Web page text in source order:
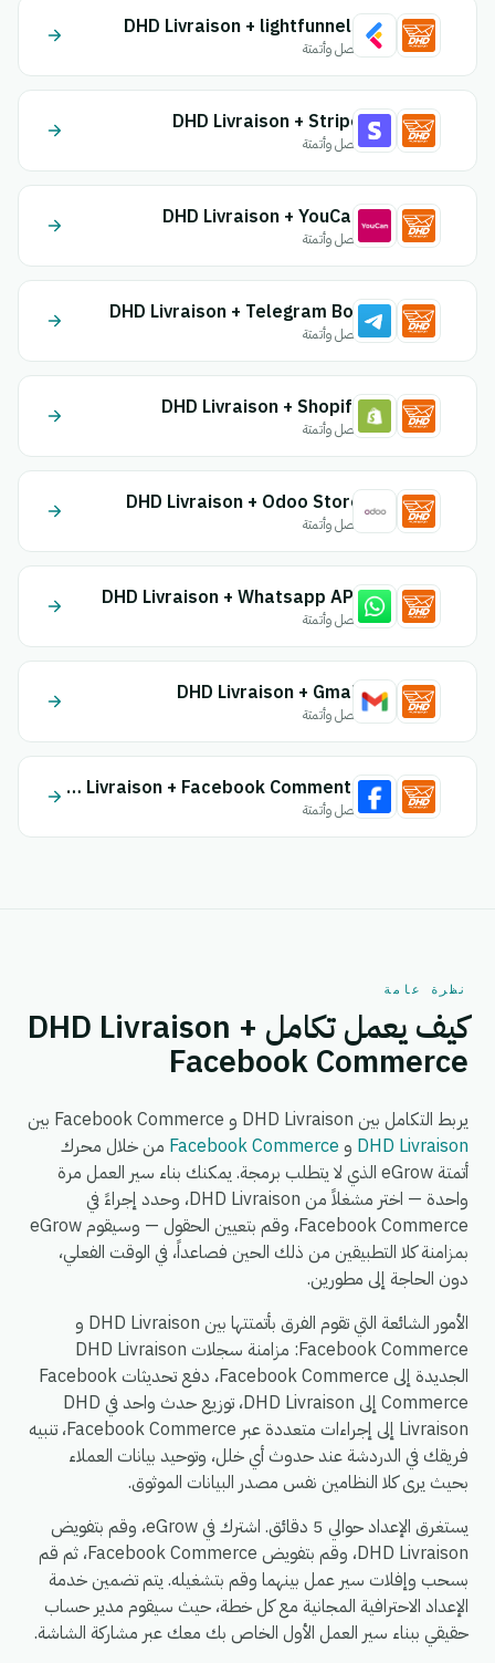
DHD Livraison + lightfunnels
اتصل وأتمتة
DHD Livraison + Stripe
اتصل وأتمتة
DHD Livraison + YouCan
اتصل وأتمتة
DHD Livraison + Telegram Bot
اتصل وأتمتة
DHD Livraison + Shopify
اتصل وأتمتة
DHD Livraison + Odoo Store
اتصل وأتمتة
DHD Livraison + Whatsapp API
اتصل وأتمتة
DHD Livraison + Gmail
اتصل وأتمتة
DHD Livraison + Facebook Comments
اتصل وأتمتة
نظرة عامة
كيف يعمل تكامل DHD Livraison +
Facebook Commerce
يربط التكامل بين DHD Livraison و Facebook Commerce بين
DHD Livraison و Facebook Commerce من خلال محرك
أتمتة eGrow الذي لا يتطلب برمجة. يمكنك بناء سير العمل مرة
واحدة — اختر مشغلاً من DHD Livraison، وحدد إجراءً في
Facebook Commerce، وقم بتعيين الحقول — وسيقوم eGrow
بمزامنة كلا التطبيقين من ذلك الحين فصاعداً، في الوقت الفعلي،
دون الحاجة إلى مطورين.
الأمور الشائعة التي تقوم الفرق بأتمتتها بين DHD Livraison و
Facebook Commerce: مزامنة سجلات DHD Livraison
الجديدة إلى Facebook Commerce، دفع تحديثات Facebook
Commerce إلى DHD Livraison، توزيع حدث واحد في DHD
Livraison إلى إجراءات متعددة عبر Facebook Commerce، تنبيه
فريقك في الدردشة عند حدوث أي خلل، وتوحيد بيانات العملاء
بحيث يرى كلا النظامين نفس مصدر البيانات الموثوق.
يستغرق الإعداد حوالي 5 دقائق. اشترك في eGrow، وقم بتفويض
DHD Livraison، وقم بتفويض Facebook Commerce، ثم قم
بسحب وإفلات سير عمل بينهما وقم بتشغيله. يتم تضمين خدمة
الإعداد الاحترافية المجانية مع كل خطة، حيث سيقوم مدير حساب
حقيقي ببناء سير العمل الأول الخاص بك معك عبر مشاركة الشاشة.